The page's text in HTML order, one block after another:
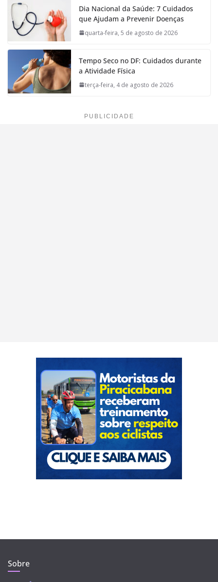
Dia Nacional da Saúde: 7 Cuidados
que Ajudam a Prevenir Doenças
quarta-feira, 5 de agosto de 2026
Tempo Seco no DF: Cuidados durante
a Atividade Física
terça-feira, 4 de agosto de 2026
PUBLICIDADE
Sobre